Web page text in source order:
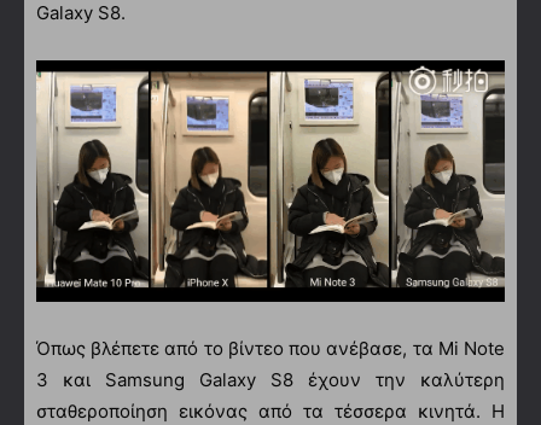
Galaxy S8.
Όπως βλέπετε από το βίντεο που ανέβασε, τα Mi Note
3 και Samsung Galaxy S8 έχουν την καλύτερη
σταθεροποίηση εικόνας από τα τέσσερα κινητά. Η